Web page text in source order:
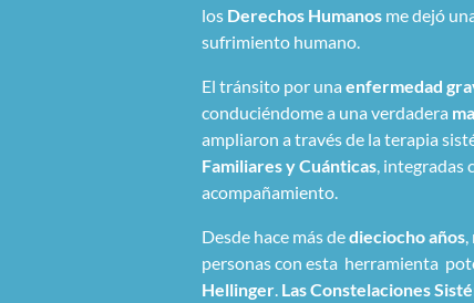
los Derechos Humanos me dejó
sufrimiento humano.
El tránsito por una enfermedad
conduciéndome a una verdadera
ampliaron a través de la terapia
Familiares y Cuánticas ,
acompañamiento.
Desde hace más dedieciocho años
personas con esta herramienta
Hellinger LasConstelaciones